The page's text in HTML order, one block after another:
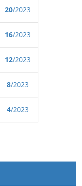
20/2023
16/2023
12/2023
8/2023
4/2023